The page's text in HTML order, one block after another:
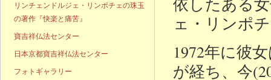
ェ・リンポ
1972年に彼
が経ち、今
リンチェンドルジェ・リンポチェの珠玉
の著作『快楽と痛苦』
寶吉祥仏法センター
日本京都寶吉祥仏法センター
フォトギャラリー